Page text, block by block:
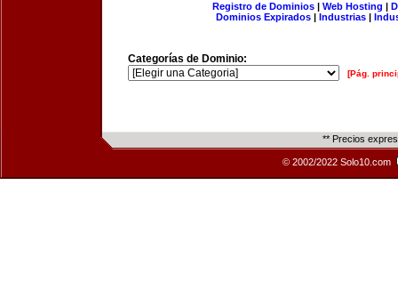
Registro de Dominios| Web Hosting |
Dominios Expirados | Industrias |
Categorías de Dominio:
[Pág.
** Precios
© 2002/2022 Solo10.com